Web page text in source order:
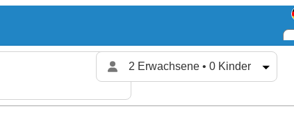
2 Erwachsene • 0 Kinder